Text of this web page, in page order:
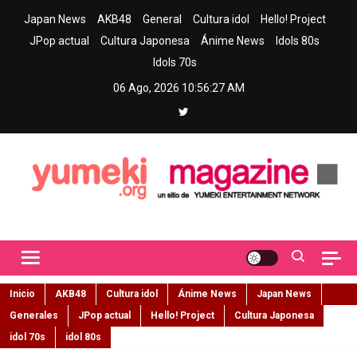
Japan News AKB48 General Cultura idol
Hello! Project
JPop actual
Cultura Japonesa Ánime News
Idols 80s
Idols 70s
06 Ago, 2026 10:56:28 AM
Inicio AKB48 Cultura idol Ánime News
Japan News
Generales
JPop actual Hello! Project
Cultura Japonesa
idol 70s
idol 80s